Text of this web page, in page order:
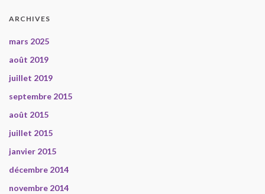
ARCHIVES
mars 2025
août 2019
juillet 2019
septembre 2015
août 2015
juillet 2015
janvier 2015
décembre 2014
novembre 2014